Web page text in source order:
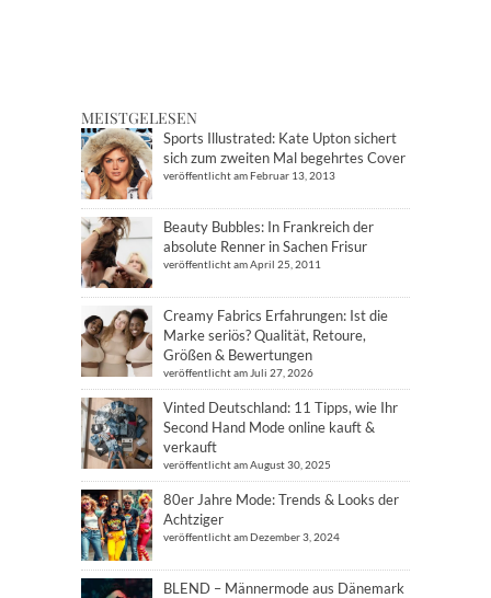
MEISTGELESEN
Sports Illustrated: Kate Upton sichert
sich zum zweiten Mal begehrtes Cover
veröffentlicht am Februar 13, 2013
Beauty Bubbles: In Frankreich der
absolute Renner in Sachen Frisur
veröffentlicht am April 25, 2011
Creamy Fabrics Erfahrungen: Ist die
Marke seriös? Qualität, Retoure,
Größen & Bewertungen
veröffentlicht am Juli 27, 2026
Vinted Deutschland: 11 Tipps, wie Ihr
Second Hand Mode online kauft &
verkauft
veröffentlicht am August 30, 2025
80er Jahre Mode: Trends & Looks der
Achtziger
veröffentlicht am Dezember 3, 2024
BLEND – Männermode aus Dänemark